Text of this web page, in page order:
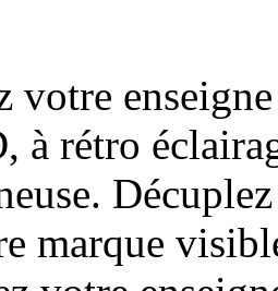
votre
à rétro
marque